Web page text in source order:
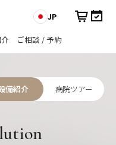
JP
ご相談 / 予約
備紹介 病院ツアー